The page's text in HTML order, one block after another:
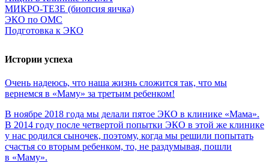
МИКРО-ТЕЗЕ (биопсия яичка)
ЭКО по ОМС
Подготовка к ЭКО
Истории успеха
Очень надеюсь, что наша жизнь сложится так, что мы
вернемся в «Маму» за третьим ребенком!
В ноябре 2018 года мы делали пятое ЭКО в клинике «Мама».
В 2014 году после четвертой попытки ЭКО в этой же клинике
у нас родился сыночек, поэтому, когда мы решили попытать
счастья со вторым ребенком, то, не раздумывая, пошли
в «Маму».